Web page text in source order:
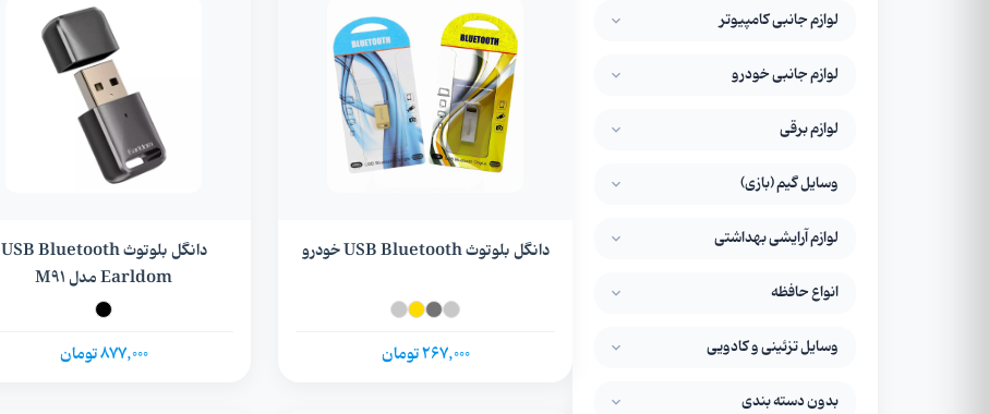
لوازم جانبی کامپیوتر
لوازم جانبی خودرو
لوازم برقی
وسایل گیم (بازی)
لوازم آرایشی بهداشتی
انواع حافظه
وسایل تزئینی و کادویی
بدون دسته بندی
دانگل بلوتوث USB Bluetooth خودرو
267,000 تومان
دانگل بلوتوث USB Bluetooth
Earldom مدل M91
877,000 تومان